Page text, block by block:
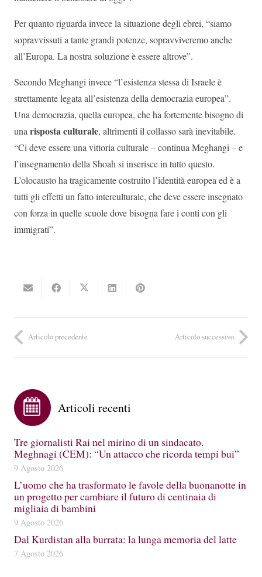
Per quanto riguarda invece la situazione degli ebrei, “siamo
sopravvissuti a tante grandi potenze, sopravviveremo anche
all’Europa. La nostra soluzione è essere altrove”.
Secondo Meghangi invece “l’esistenza stessa di Israele è
strettamente legata all’esistenza della democrazia europea”.
Una democrazia, quella europea, che ha fortemente bisogno di
una risposta culturale, altrimenti il collasso sarà inevitabile.
“Ci deve essere una vittoria culturale – continua Meghangi – e
l’insegnamento della Shoah si inserisce in tutto questo.
L’olocausto ha tragicamente costruito l’identità europea ed è a
tutti gli effetti un fatto interculturale, che deve essere insegnato
con forza in quelle scuole dove bisogna fare i conti con gli
immigrati”.
Articolo precedente Articolo successivo
Articoli recenti
Tre giornalisti Rai nel mirino di un sindacato.
Meghnagi (CEM): “Un attacco che ricorda tempi bui”
9 Agosto 2026
L’uomo che ha trasformato le favole della buonanotte in
un progetto per cambiare il futuro di centinaia di
migliaia di bambini
9 Agosto 2026
Dal Kurdistan alla burrata: la lunga memoria del latte
7 Agosto 2026